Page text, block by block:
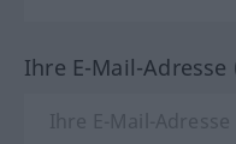
Ihre E-Mail-